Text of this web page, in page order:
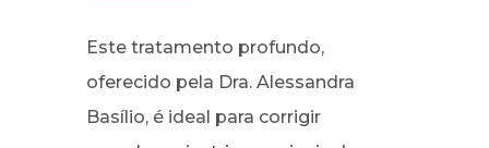
Este tratamento profundo,
oferecido pela Dra. Alessandra
Basílio, é ideal para corrigir